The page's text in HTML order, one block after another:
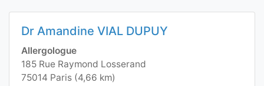
Dr Amandine VIAL DUPUY
Allergologue
185 Rue Raymond Losserand
75014 Paris (4,66 km)